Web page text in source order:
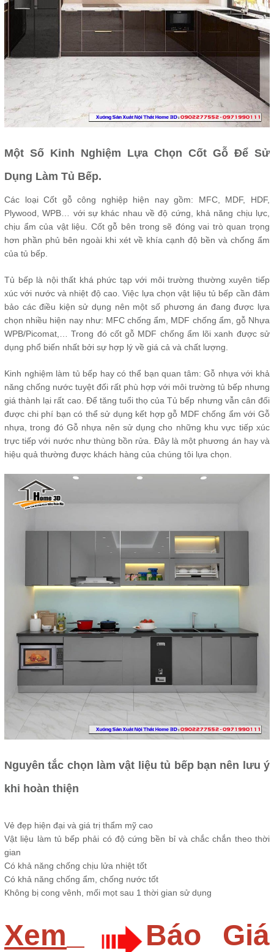
Một Số Kinh Nghiệm Lựa Chọn Cốt Gỗ Để Sử
Dụng Làm Tủ Bếp.
Các loại Cốt gỗ công nghiệp hiện nay gồm: MFC, MDF, HDF,
Plywood, WPB… với sự khác nhau về độ cứng, khả năng chịu lực,
chịu ẩm của vật liệu. Cốt gỗ bên trong sẽ đóng vai trò quan trọng
hơn phần phủ bên ngoài khi xét về khía cạnh độ bền và chống ẩm
của tủ bếp.
Tủ bếp là nội thất khá phức tạp với môi trường thường xuyên tiếp
xúc với nước và nhiệt độ cao. Việc lựa chọn vật liệu tủ bếp cần đảm
bảo các điều kiện sử dụng nên một số phương án đang được lựa
chọn nhiều hiện nay như: MFC chống ẩm, MDF chống ẩm, gỗ Nhựa
WPB/Picomat,… Trong đó cốt gỗ MDF chống ẩm lõi xanh được sử
dụng phổ biến nhất bởi sự hợp lý về giá cả và chất lượng.
Kinh nghiệm làm tủ bếp hay có thể bạn quan tâm: Gỗ nhựa với khả
năng chống nước tuyệt đối rất phù hợp với môi trường tủ bếp nhưng
giá thành lại rất cao. Để tăng tuổi thọ của Tủ bếp nhưng vẫn cân đối
được chi phí bạn có thể sử dụng kết hợp gỗ MDF chống ẩm với Gỗ
nhựa, trong đó Gỗ nhựa nên sử dụng cho những khu vực tiếp xúc
trực tiếp với nước như thùng bồn rửa. Đây là một phương án hay và
hiệu quả thường được khách hàng của chúng tôi lựa chọn.
Nguyên tắc chọn làm vật liệu tủ bếp bạn nên lưu ý
khi hoàn thiện
Vẻ đẹp hiện đại và giá trị thẩm mỹ cao
Vật liệu làm tủ bếp phải có độ cứng bền bỉ và chắc chắn theo thời
gian
Có khả năng chống chịu lửa nhiệt tốt
Có khả năng chống ẩm, chống nước tốt
Không bị cong vênh, mối mọt sau 1 thời gian sử dụng
Xem
Báo Giá